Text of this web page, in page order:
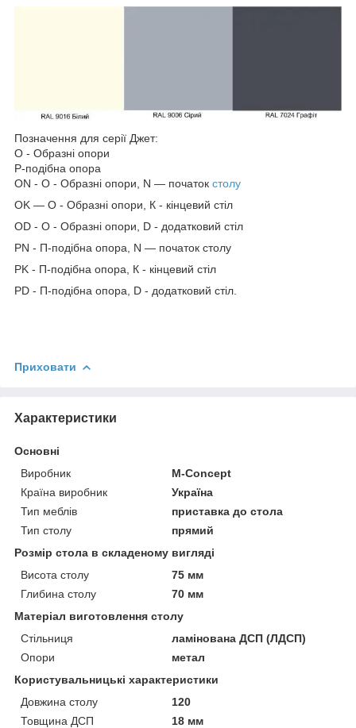
Позначення для серії Джет:
О - Образні опори
Р-подібна опора
ON - O - Образні опори, N — початок столу
OK — O - Образні опори, К - кінцевий стіл
OD - O - Образні опори, D - додатковий стіл
PN - П-подібна опора, N — початок столу
PK - П-подібна опора, К - кінцевий стіл
PD - П-подібна опора, D - додатковий стіл.
Приховати
Характеристики
Основні
Виробник
M-Concept
Країна виробник
Україна
Тип меблів
приставка до стола
Тип столу
прямий
Розмір стола в складеному вигляді
Висота столу
75 мм
Глибина столу
70 мм
Матеріал виготовлення столу
Стільниця
ламінована ДСП (ЛДСП)
Опори
метал
Користувальницькі характеристики
Довжина столу
120
Товщина ДСП
18 мм